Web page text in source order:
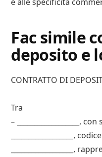
Fac simile
deposito e
CONTRATTO DI
Tra
– __________________,
__________________,
__________________,